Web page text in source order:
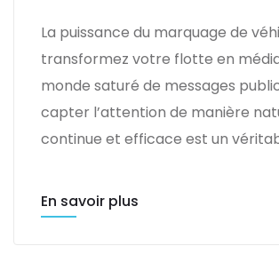
La puissance du marquage de
transformez votre flotte en
monde saturé de messages
capter l’attention de manière
continue et efficace est un
En savoir plus